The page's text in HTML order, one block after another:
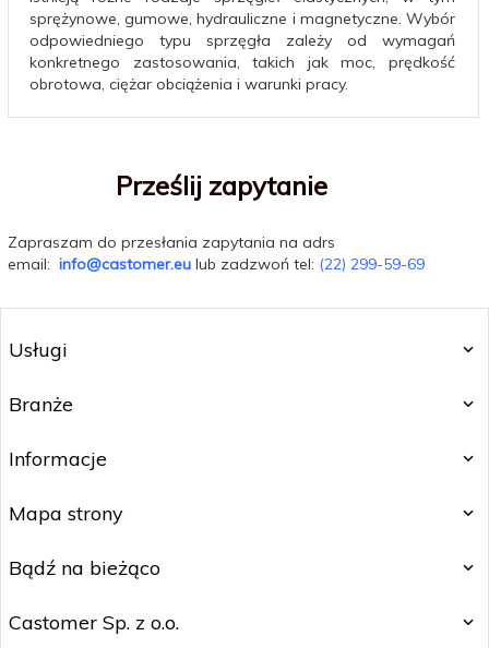
sprężynowe, gumowe, hydrauliczne i magnetyczne. Wybór
odpowiedniego typu sprzęgła zależy od wymagań
konkretnego zastosowania, takich jak moc, prędkość
obrotowa, ciężar obciążenia i warunki pracy.
Prześlij zapytanie
Zapraszam do przesłania zapytania na adrs
email: info@castomer.eu lub zadzwoń tel: (22) 299-59-69
Usługi
Branże
Informacje
Mapa strony
Bądź na bieżąco
Castomer Sp. z o.o.